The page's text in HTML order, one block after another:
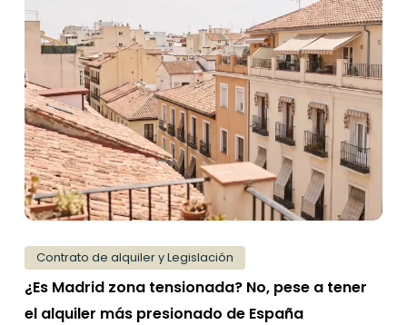
Madrid
zona
tensionada?
No,
pese
a
tener
el
más
presionado
de
Contrato de alquiler y Legislación
¿Es Madrid zona tensionada? No, pese a tener
el alquiler más presionado de España